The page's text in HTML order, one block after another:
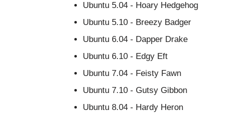
Ubuntu 5.04 - Hoary Hedgehog
Ubuntu 5.10 - Breezy Badger
Ubuntu 6.04 - Dapper Drake
Ubuntu 6.10 - Edgy Eft
Ubuntu 7.04 - Feisty Fawn
Ubuntu 7.10 - Gutsy Gibbon
Ubuntu 8.04 - Hardy Heron